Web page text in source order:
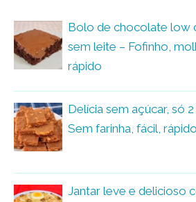
Bolo de chocolate low
sem leite – Fofinho,
rápido
Delícia sem açúcar, só
Sem farinha, fácil,
Jantar leve e delicioso